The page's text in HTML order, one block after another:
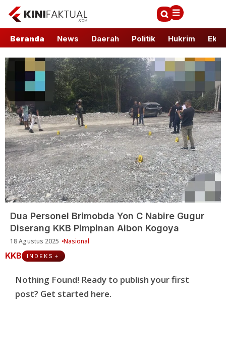
Beranda News Daerah Politik Hukrim
Dua Personel Brimobda Yon C Nabire Gugur
Diserang KKB Pimpinan Aibon Kogoya
18 Agustus 2025 Nasional
KKB INDEKS
Nothing Found! Ready to publish your first
post? Get started here.